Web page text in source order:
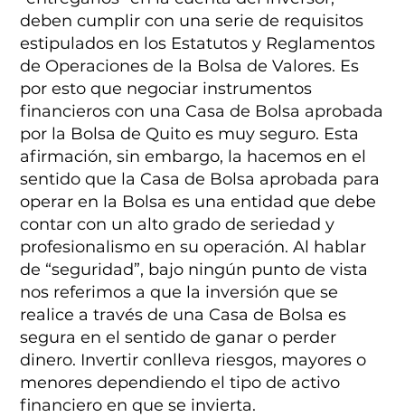
deben cumplir con una serie de requisitos
estipulados en los Estatutos y Reglamentos
de Operaciones de la Bolsa de Valores. Es
por esto que negociar instrumentos
financieros con una Casa de Bolsa aprobada
por la Bolsa de Quito es muy seguro. Esta
afirmación, sin embargo, la hacemos en el
sentido que la Casa de Bolsa aprobada para
operar en la Bolsa es una entidad que debe
contar con un alto grado de seriedad y
profesionalismo en su operación. Al hablar
de “seguridad”, bajo ningún punto de vista
nos referimos a que la inversión que se
realice a través de una Casa de Bolsa es
segura en el sentido de ganar o perder
dinero. Invertir conlleva riesgos, mayores o
menores dependiendo el tipo de activo
financiero en que se invierta.